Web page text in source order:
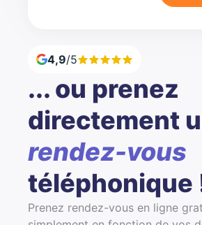
4,9/5
... ou prenez
directement
rendez-vous
téléphonique
Prenez rendez-vous en ligne